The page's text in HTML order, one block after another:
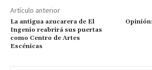
Artículo anterior
La antigua azucarera de El
Ingenio reabrirá sus puertas
como Centro de Artes
Escénicas